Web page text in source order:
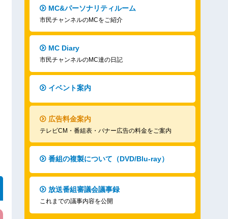
MC&パーソナリティルーム
市民チャンネルのMCをご紹介
MC Diary
市民チャンネルのMC達の日記
イベント案内
広告料金案内
テレビCM・番組表・バナー広告の料金をご案内
番組の複製について（DVD/Blu-ray）
放送番組審議会議事録
これまでの議事内容を公開